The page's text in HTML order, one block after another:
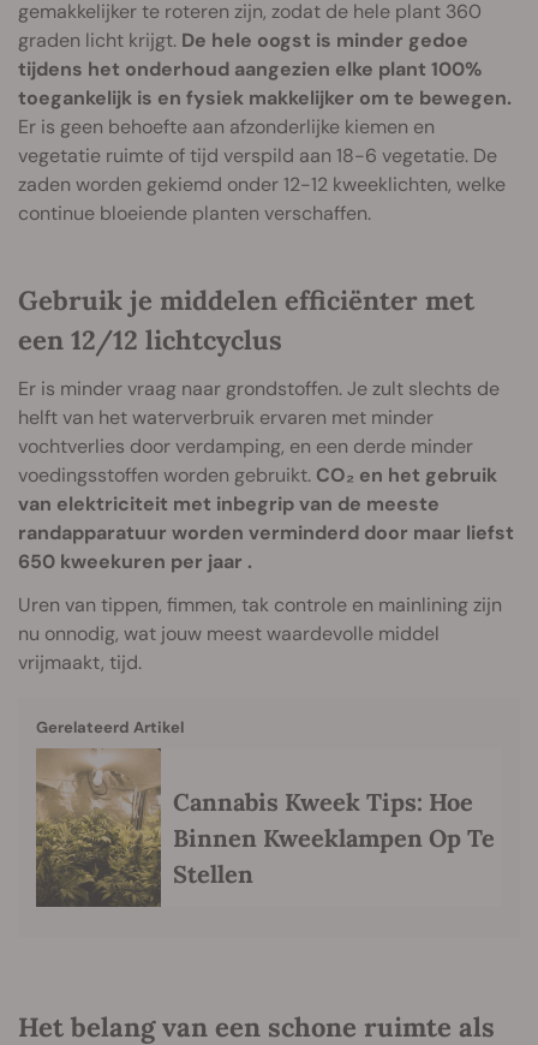
gemakkelijker te roteren zijn, zodat de hele plant 360
graden licht krijgt. De hele oogst is minder gedoe
tijdens het onderhoud aangezien elke plant 100%
toegankelijk is en fysiek makkelijker om te bewegen.
Er is geen behoefte aan afzonderlijke kiemen en
vegetatie ruimte of tijd verspild aan 18-6 vegetatie. De
zaden worden gekiemd onder 12-12 kweeklichten, welke
continue bloeiende planten verschaffen.
Gebruik je middelen efficiënter met
een 12/12 lichtcyclus
Er is minder vraag naar grondstoffen. Je zult slechts de
helft van het waterverbruik ervaren met minder
vochtverlies door verdamping, en een derde minder
voedingsstoffen worden gebruikt. CO₂ en het gebruik
van elektriciteit met inbegrip van de meeste
randapparatuur worden verminderd door maar liefst
650 kweekuren per jaar .
Uren van tippen, fimmen, tak controle en mainlining zijn
nu onnodig, wat jouw meest waardevolle middel
vrijmaakt, tijd.
Gerelateerd Artikel
Cannabis Kweek Tips: Hoe
Binnen Kweeklampen Op Te
Stellen
Het belang van een schone ruimte als